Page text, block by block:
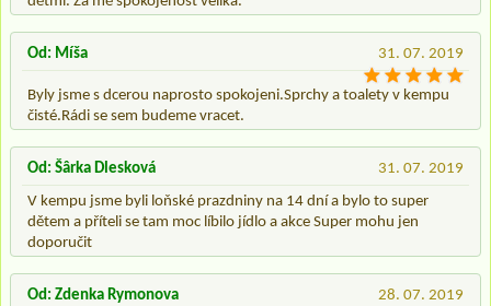
31. 07. 2019
Od: Míša
Byly jsme s dcerou naprosto spokojeni.Sprchy a toalety v kempu
čisté.Rádi se sem budeme vracet.
31. 07. 2019
Od: Šârka Dlesková
V kempu jsme byli loňské prazdniny na 14 dní a bylo to super
dětem a příteli se tam moc líbilo jídlo a akce Super mohu jen
doporučit
28. 07. 2019
Od: Zdenka Rymonova